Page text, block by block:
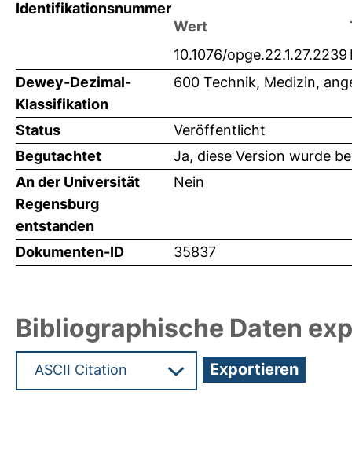
Identifikationsnummer
Wert
10.1076/opge.22.1.27.2239
Dewey-Dezimal-
Klassifikation
600 Technik, Medizin,
Status
Veröffentlicht
Begutachtet
Ja, diese Version wurde
An der Universität
Regensburg
entstanden
Nein
Dokumenten-ID 35837
Bibliographische Daten